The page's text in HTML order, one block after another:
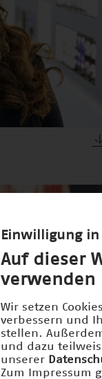
Einwilligung in
Auf dieser
verwenden
Wir setzen
verbessern und
stellen.
und dazu
unserer
Zum Impressum